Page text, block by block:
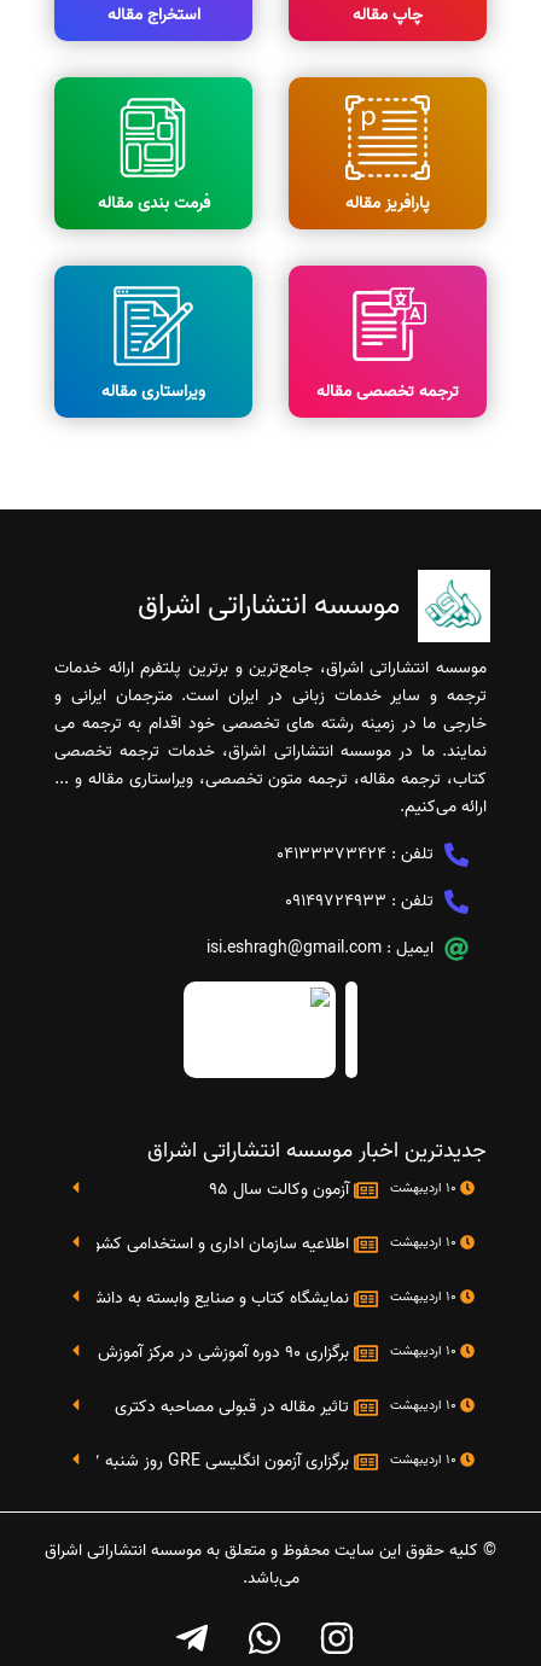
چاپ مقاله استخراج مقاله
پارافریز مقاله فرمت بندی مقاله
ترجمه تخصصی مقاله ویراستاری مقاله
موسسه انتشاراتی اشراق
موسسه انتشاراتی اشراق، جامع‌ترین و برترین پلتفرم ارائه خدمات
ترجمه و سایر خدمات زبانی در ایران است. مترجمان ایرانی و
خارجی ما در زمینه رشته های تخصصی خود اقدام به ترجمه می
نمایند. ما در موسسه انتشاراتی اشراق، خدمات ترجمه تخصصی
کتاب، ترجمه مقاله، ترجمه متون تخصصی، ویراستاری مقاله و ...
ارائه می‌کنیم.
تلفن : 04133373424
تلفن : 09149724933
ایمیل : isi.eshragh@gmail.com
جدیدترین اخبار موسسه انتشاراتی اشراق
آزمون وکالت سال 95
اطلاعیه سازمان اداری و استخدامی کشور در خصوص
نمایشگاه کتاب و صنایع وابسته به دانشگاه صنعتی شریف 4 الی 8 مهر
برگزاری 90 دوره آموزشی در مرکز آموزش فرهنگی دانشگاه علامه
تاثیر مقاله در قبولی مصاحبه دکتری
برگزاری آزمون انگلیسی GRE روز شنبه 27 شهریور(مقارن با 17 سپتامبر 2016)
© کلیه حقوق این سایت محفوظ و متعلق به موسسه انتشاراتی اشراق
می‌باشد.